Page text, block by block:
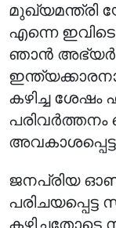
മുഖ്യമന്ത്രി
എന്നെ
ഞാൻ
കഴിച്ച ശേഷം
ജനപ്രിയ